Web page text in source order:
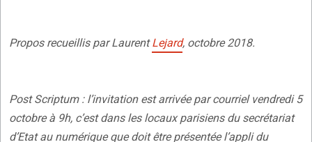
Propos recueillis par LaurentLejard, octobre 2018.
Post Scriptum : l’invitation est arrivée par courriel vendredi 5
octobre à 9h, c’est dans les locaux parisiens du secrétariat
d’Etat au numérique que doit être présentée l’appli du